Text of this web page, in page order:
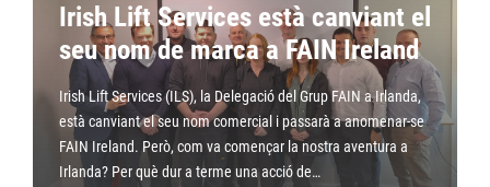
Irish Lift Services està canviant el
seu nom de marca a FAIN Ireland
Irish Lift Services (ILS), la Delegació del Grup FAIN a Irlanda,
està canviant el seu nom comercial i passarà a anomenar-se
FAIN Ireland. Però, com va començar la nostra aventura a
Irlanda? Per què dur a terme una acció de…